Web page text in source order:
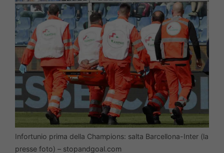
Infortunio prima della Champions: salta Barcellona-Inter (la
presse foto) – stopandgoal.com